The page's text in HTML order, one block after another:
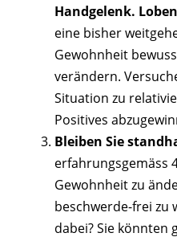
Handgelenk.
eine bisher
Gewohnheit
verändern.
Situation zu
Positives
Bleiben Sie
erfahrungsgemäss
Gewohnheit zu
beschwerde-frei zu
dabei? Sie könnten